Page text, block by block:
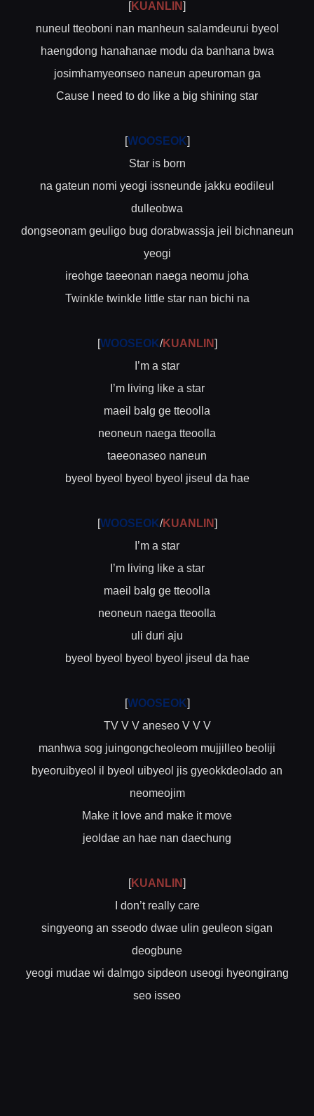
[KUANLIN]
nuneul tteoboni nan manheun salamdeurui byeol
haengdong hanahanae modu da banhana bwa
josimhamyeonseo naneun apeuroman ga
Cause I need to do like a big shining star
[WOOSEOK]
Star is born
na gateun nomi yeogi issneunde jakku eodileul
dulleobwa
dongseonam geuligo bug dorabwassja jeil bichnaneun
yeogi
ireohge taeeonan naega neomu joha
Twinkle twinkle little star nan bichi na
[WOOSEOK/KUANLIN]
I’m a star
I’m living like a star
maeil balg ge tteoolla
neoneun naega tteoolla
taeeonaseo naneun
byeol byeol byeol byeol jiseul da hae
[WOOSEOK/KUANLIN]
I’m a star
I’m living like a star
maeil balg ge tteoolla
neoneun naega tteoolla
uli duri aju
byeol byeol byeol byeol jiseul da hae
[WOOSEOK]
TV V V aneseo V V V
manhwa sog juingongcheoleom mujjilleo beoliji
byeoruibyeol il byeol uibyeol jis gyeokkdeolado an
neomeojim
Make it love and make it move
jeoldae an hae nan daechung
[KUANLIN]
I don’t really care
singyeong an sseodo dwae ulin geuleon sigan
deogbune
yeogi mudae wi dalmgo sipdeon useogi hyeongirang
seo isseo